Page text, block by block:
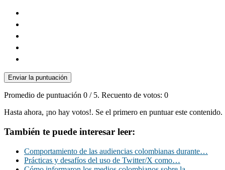
Enviar la puntuación
Promedio de puntuación 0 / 5. Recuento de votos: 0
Hasta ahora, ¡no hay votos!. Se el primero en puntuar este contenido.
También te puede interesar leer:
Comportamiento de las audiencias colombianas durante…
Prácticas y desafíos del uso de Twitter/X como…